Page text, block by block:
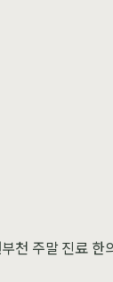
부천 주말 진료 한